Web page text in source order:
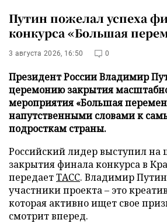
Путин пожелал успеха
конкурса «Большая
3 августа 2026, 16:50 0
Президент России Владимир
церемонию закрытия
мероприятия «Большая
напутственными словами к
подросткам страны.
Российский лидер выступил на
закрытия финала конкурса в
передаетТАСС. Владимир
участники проекта – это
которая активно ищет свое
смотрит вперед.